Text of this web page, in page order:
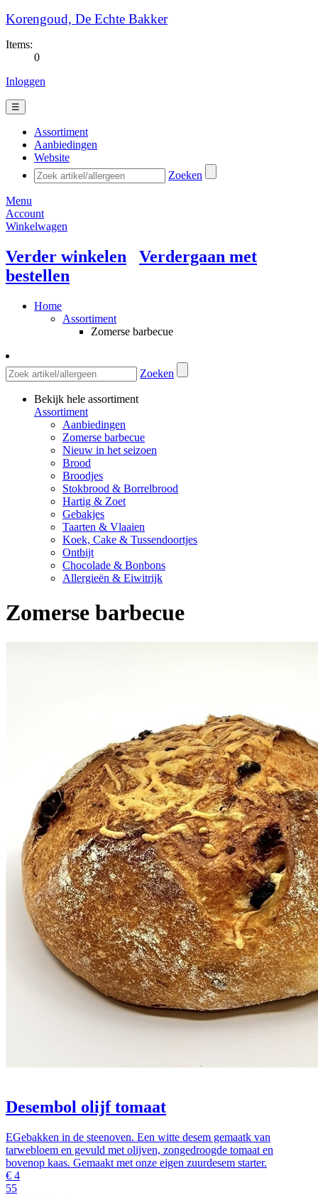
Korengoud, De Echte Bakker
Items:
0
Inloggen
☰
Assortiment
Aanbiedingen
Website
Zoeken
Menu
Account
Winkelwagen
Verder winkelen
Verdergaan met
bestellen
Home
Assortiment
Zomerse barbecue
Zoeken
Bekijk hele assortiment
Assortiment
Aanbiedingen
Zomerse barbecue
Nieuw in het seizoen
Brood
Broodjes
Stokbrood & Borrelbrood
Hartig & Zoet
Gebakjes
Taarten & Vlaaien
Koek, Cake & Tussendoortjes
Ontbijt
Chocolade & Bonbons
Allergieën & Eiwitrijk
Zomerse barbecue
Desembol olijf tomaat
EGebakken in de steenoven. Een witte desem gemaatk van
tarwebloem en gevuld met olijven, zongedroogde tomaat en
bovenop kaas. Gemaakt met onze eigen zuurdesem starter.
€ 4
55